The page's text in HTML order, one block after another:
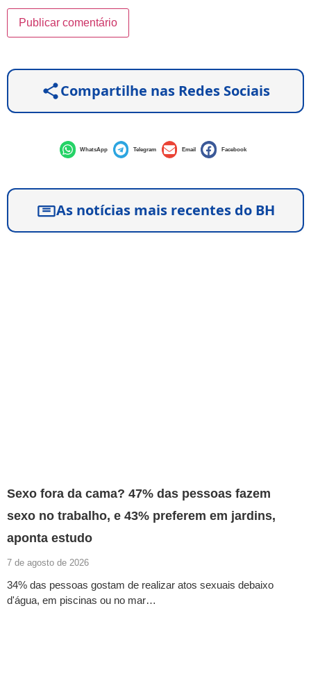
Compartilhe nas Redes Sociais
WhatsApp Telegram Email Facebook
As notícias mais recentes do BH
Sexo fora da cama? 47% das pessoas fazem
sexo no trabalho, e 43% preferem em jardins,
aponta estudo
7 de agosto de 2026
34% das pessoas gostam de realizar atos sexuais debaixo
d'água, em piscinas ou no mar…